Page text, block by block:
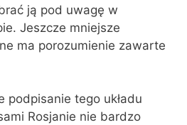
ją pod uwagę w
Jeszcze mniejsze
ma porozumienie zawarte
podpisanie tego układu
Rosjanie nie bardzo